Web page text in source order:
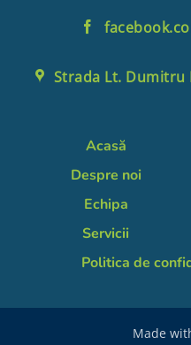
Strada Lt. Dumitru
Acasă
Despre noi
Echipa
Servicii
Politica de
Made